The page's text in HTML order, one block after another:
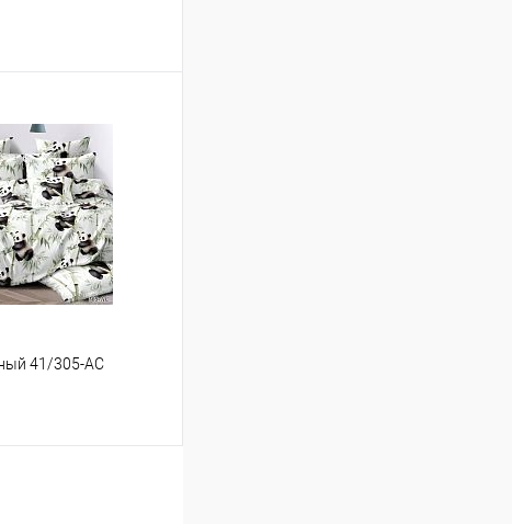
Сравнение
В наличии
41/305-AC